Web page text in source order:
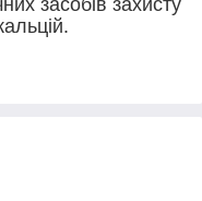
засобів захисту